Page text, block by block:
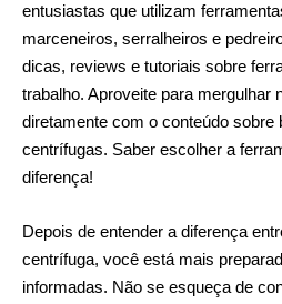
entusiastas que utilizam
marceneiros, serralheiros e
dicas, reviews e tutoriais sobre
trabalho. Aproveite para mergulhar
diretamente com o conteúdo sobre
centrífugas. Saber escolher a
diferença!
Depois de entender a diferença
centrífuga, você está mais
informadas. Não se esqueça de